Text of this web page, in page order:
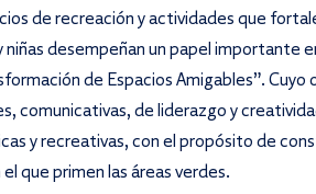
de recreación y actividades que
niñas desempeñan un papel importante
de Espacios Amigables”. Cuyo
comunicativas, de liderazgo y
y recreativas, con el propósito de
que primen las áreas verdes.